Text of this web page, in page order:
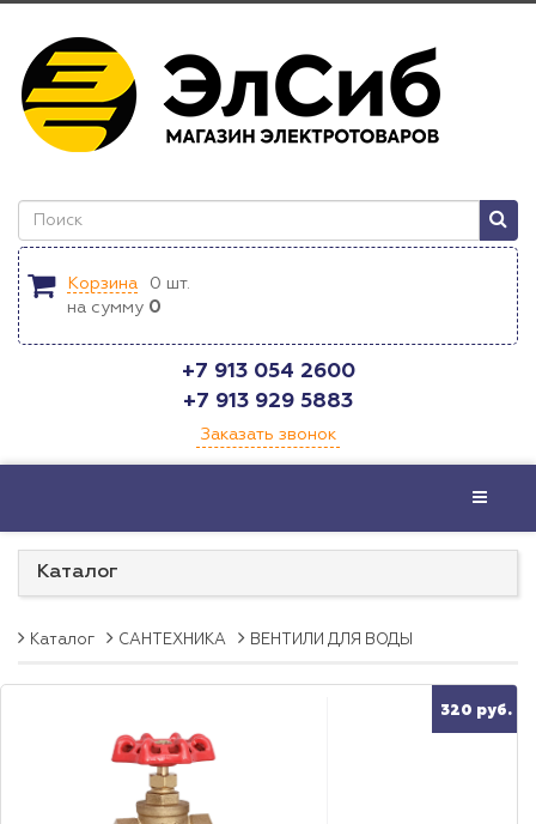
Корзина 0 шт.
на сумму 0
+7 913 054 2600
+7 913 929 5883
Заказать звонок
Меню
Каталог
Каталог САНТЕХНИКА ВЕНТИЛИ ДЛЯ ВОДЫ
320 руб.